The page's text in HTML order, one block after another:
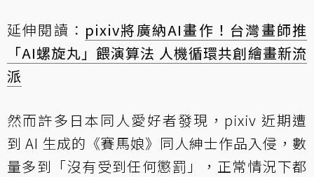
延伸閱讀： pixiv將廣納AI畫作！台灣畫師推
「AI螺旋丸」餵演算法 人機循環共創繪畫新流
派
然而許多日本同人愛好者發現，pixiv 近期遭
到 AI 生成的《賽馬娘》同人紳士作品入侵，數
量多到「沒有受到任何懲罰」，正常情況下都